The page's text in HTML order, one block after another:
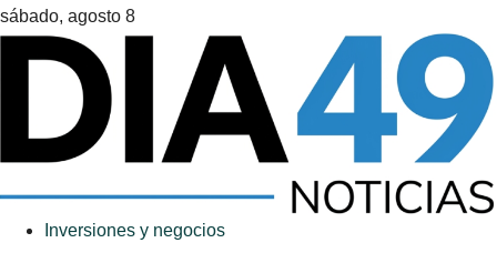
sábado, agosto 8
Inversiones y negocios